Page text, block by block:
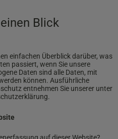
Blick
einfachen Überblick darüber, was
passiert, wenn Sie unsere
Daten sind alle Daten, mit
können. Ausführliche
entnehmen Sie unserer unter